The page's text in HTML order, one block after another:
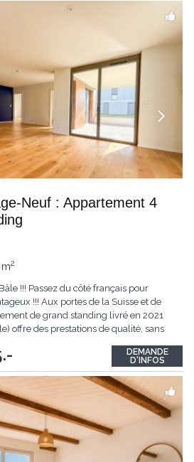
Neuf : Appartement 4
2
!!! Passez du côté français pour
!!! Aux portes de la Suisse et de
de grand standing livré en 2021
offre des prestations de qualité, sans
Sud) avec cuisine ouverteDEMANDE
D'INFOS